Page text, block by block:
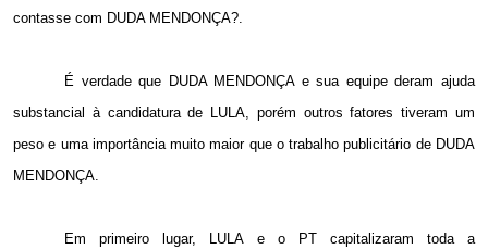
contasse com DUDA MENDONÇA?.
É verdade que DUDA MENDONÇA e sua equipe deram ajuda
substancial à candidatura de LULA, porém outros fatores tiveram um
peso e uma importância muito maior que o trabalho publicitário de DUDA
MENDONÇA.
Em primeiro lugar, LULA e o PT capitalizaram toda a